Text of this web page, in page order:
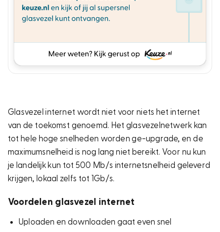
Glasvezel internet wordt niet voor niets het internet
van de toekomst genoemd. Het glasvezelnetwerk kan
tot hele hoge snelheden worden ge-upgrade, en de
maximumsnelheid is nog lang niet bereikt. Voor nu kun
je landelijk kun tot 500 Mb/s internetsnelheid geleverd
krijgen, lokaal zelfs tot 1Gb/s.
Voordelen glasvezel internet
Uploaden en downloaden gaat even snel